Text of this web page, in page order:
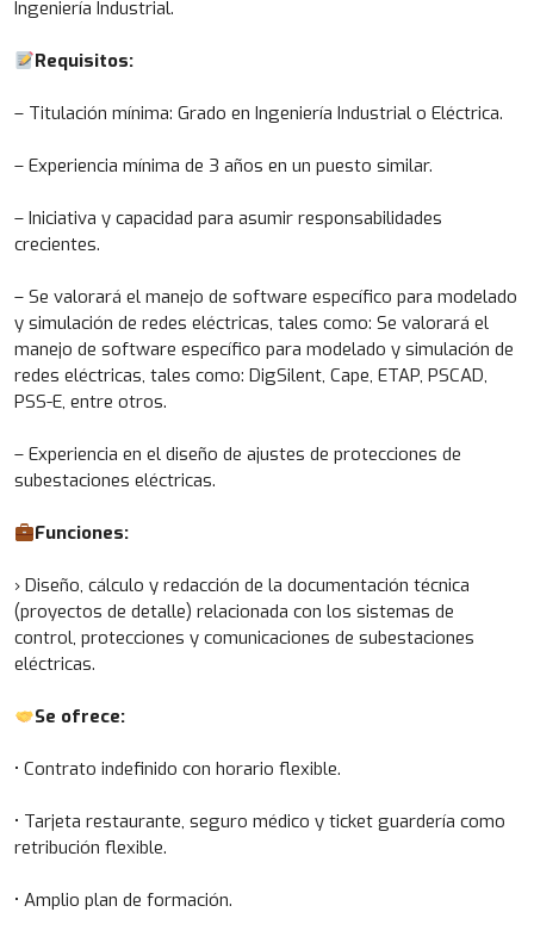
Ingeniería Industrial.
Requisitos:
– Titulación mínima: Grado en Ingeniería Industrial o Eléctrica.
– Experiencia mínima de 3 años en un puesto similar.
– Iniciativa y capacidad para asumir responsabilidades
crecientes.
– Se valorará el manejo de software específico para modelado
y simulación de redes eléctricas, tales como: Se valorará el
manejo de software específico para modelado y simulación de
redes eléctricas, tales como: DigSilent, Cape, ETAP, PSCAD,
PSS-E, entre otros.
– Experiencia en el diseño de ajustes de protecciones de
subestaciones eléctricas.
Funciones:
› Diseño, cálculo y redacción de la documentación técnica
(proyectos de detalle) relacionada con los sistemas de
control, protecciones y comunicaciones de subestaciones
eléctricas.
Se ofrece:
• Contrato indefinido con horario flexible.
• Tarjeta restaurante, seguro médico y ticket guardería como
retribución flexible.
• Amplio plan de formación.